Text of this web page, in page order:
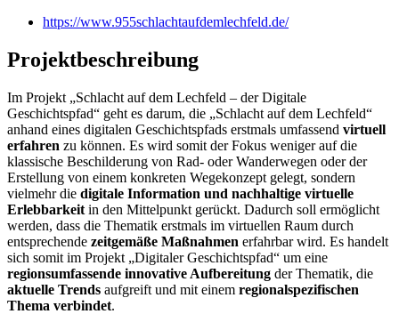
https://www.955schlachtaufdemlechfeld.de/
Projektbeschreibung
Im Projekt „Schlacht auf dem Lechfeld – der Digitale
Geschichtspfad“ geht es darum, die „Schlacht auf dem Lechfeld“
anhand eines digitalen Geschichtspfads erstmals umfassend virtuell
erfahren zu können. Es wird somit der Fokus weniger auf die
klassische Beschilderung von Rad- oder Wanderwegen oder der
Erstellung von einem konkreten Wegekonzept gelegt, sondern
vielmehr die digitale Information und nachhaltige virtuelle
Erlebbarkeit in den Mittelpunkt gerückt. Dadurch soll ermöglicht
werden, dass die Thematik erstmals im virtuellen Raum durch
entsprechende zeitgemäße Maßnahmen erfahrbar wird. Es handelt
sich somit im Projekt „Digitaler Geschichtspfad“ um eine
regionsumfassende innovative Aufbereitung der Thematik, die
aktuelle Trends aufgreift und mit einem regionalspezifischen
Thema verbindet.